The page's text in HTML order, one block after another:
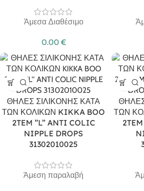
Άμεσα Διαθέσιμο
0.00 €
ΘΗΛΕΣ ΣΙΛΙΚΟΝΗΣ ΚΑΤΑ
ΤΩΝ ΚΟΛΙΚΩΝ KIKKA BOO
2TEM ”L” ANTI COLIC
NIPPLE DROPS
31302010025
Άμεση παραλαβή
ΤΩΝ